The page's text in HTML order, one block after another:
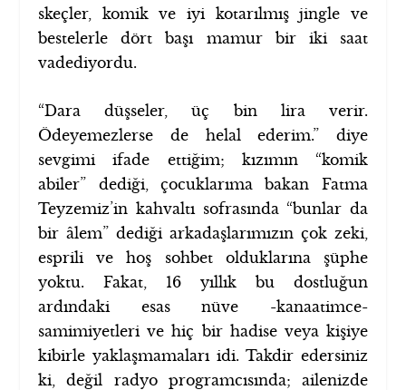
skeçler, komik ve iyi kotarılmış jingle ve
bestelerle dört başı mamur bir iki saat
vadediyordu.
“Dara düşseler, üç bin lira verir.
Ödeyemezlerse de helal ederim.” diye
sevgimi ifade ettiğim; kızımın “komik
abiler” dediği, çocuklarıma bakan Fatma
Teyzemiz’in kahvaltı sofrasında “bunlar da
bir âlem” dediği arkadaşlarımızın çok zeki,
esprili ve hoş sohbet olduklarına şüphe
yoktu. Fakat, 16 yıllık bu dostluğun
ardındaki esas nüve -kanaatimce-
samimiyetleri ve hiç bir hadise veya kişiye
kibirle yaklaşmamaları idi. Takdir edersiniz
ki, değil radyo programcısında; ailenizde